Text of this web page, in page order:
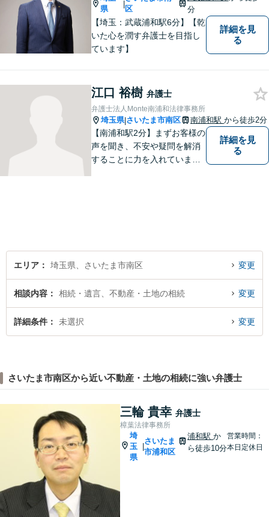
県
|
区
分
【埼玉：武蔵浦和駅6分】【乾
いた心を潤す弁護士を目指し
ています】
詳細を見
る
江口 裕樹 弁護士
弁護士法人Monte南浦和法律事務所
埼玉県|さいたま市南区 南浦和駅 から徒歩2分
【南浦和駅2分】まずお客様の
声を聞き、不安や疑問を解消
することに力を入れていま
い。
詳細を見
る
エリア 埼玉県、さいたま市南区 変更
相談内容 相続・遺言、不動産・土地の相続 変更
詳細条件 未選択 変更
さいたま市南区から近い不動産・土地の相続に強い弁護士
三輪 貴幸 弁護士
樟葉法律事務所
埼
玉
県
|
さいたま
市浦和区
浦和駅か
ら徒歩10分
営業時間：
本日定休日